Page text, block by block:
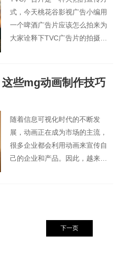
式，今天桃花谷影视广告小编用
一个啤酒广告片应该怎么拍来为
大家诠释下TVC广告片的拍摄制
些mg动画制作技巧
随着信息可视化时代的不断发
展，动画正在成为市场的主流，
很多企业都会利用动画来宣传自
己的企业和产品。因此，越来越
下一页